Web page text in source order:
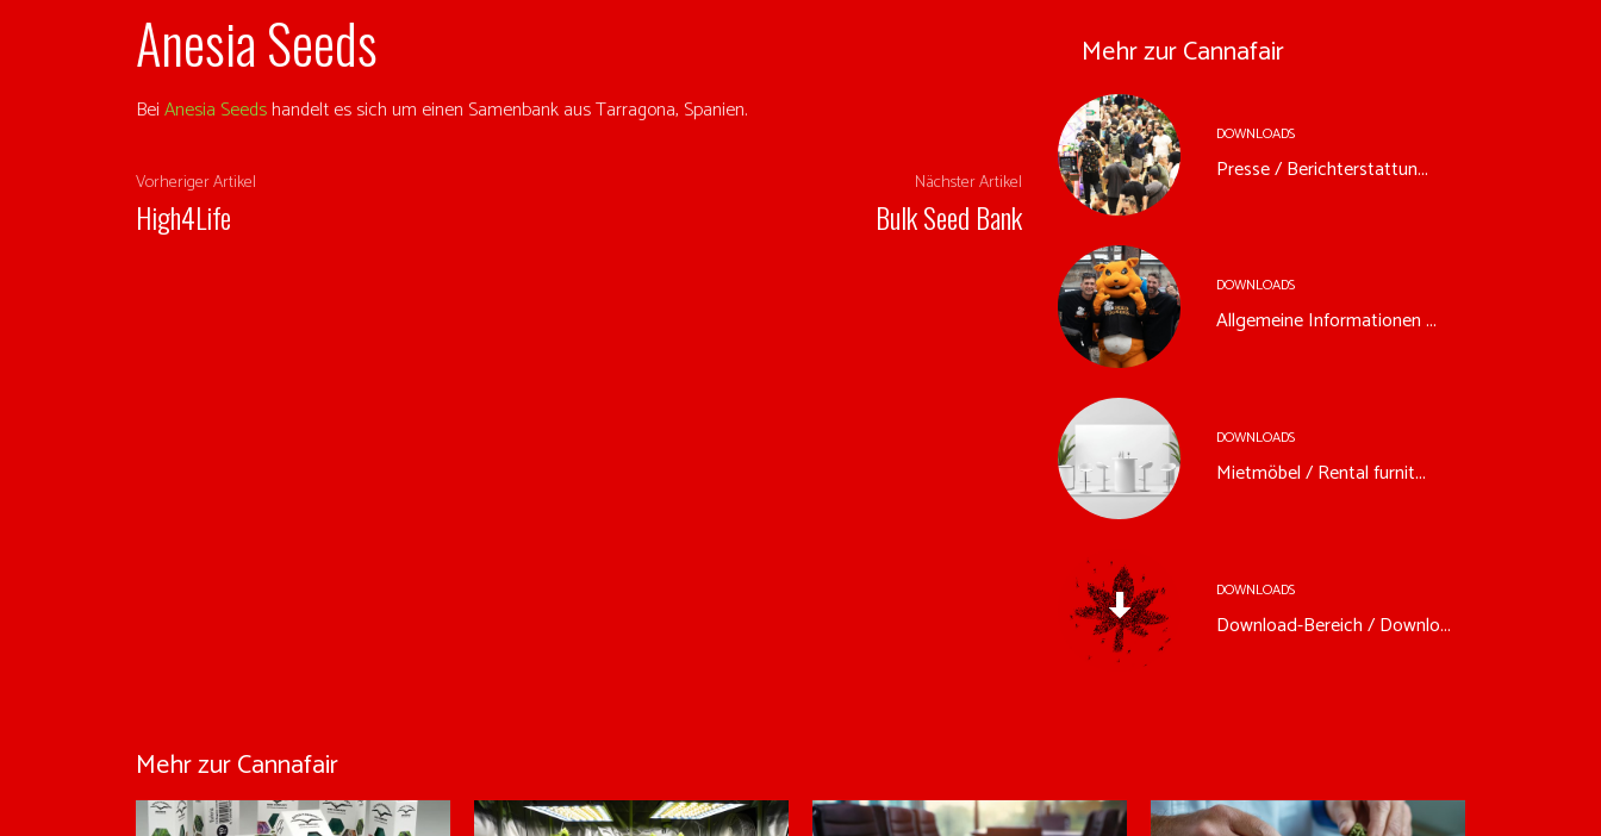
Anesia Seeds
BeiAnesia Seedshandelt es sich um einen Samenbank aus Tarragona, Spanien.
Vorheriger Artikel
High4Life
Nächster Artikel
Bulk Seed Bank
Mehr zur Cannafair
DOWNLOADS
Presse / Berichterstattun...
DOWNLOADS
Allgemeine Informationen ...
DOWNLOADS
Mietmöbel / Rental furnit...
DOWNLOADS
Download-Bereich / Downlo...
Mehr zur Cannafair